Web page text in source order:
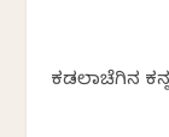
ಕಡಲಾಚೆಗಿನ